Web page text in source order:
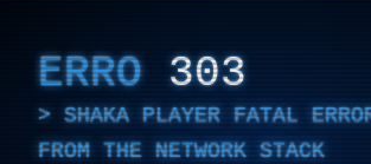
ERRO 303
SHAKA PLAYER FATAL
FROM THE NETWORK STACK